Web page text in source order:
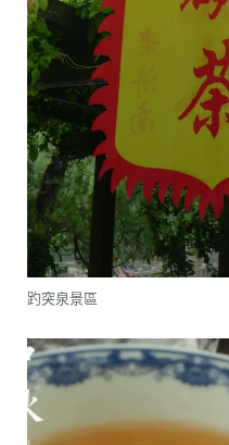
趵突泉景區